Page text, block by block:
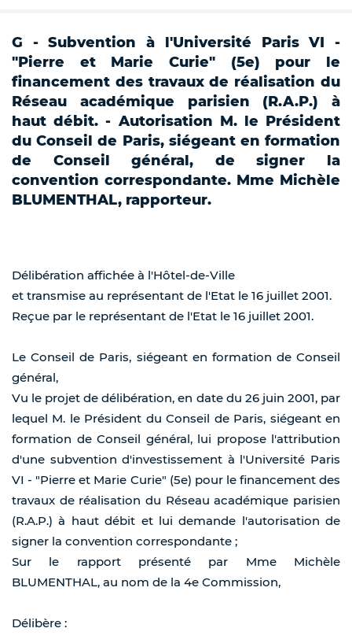
G - Subvention à l'Université Paris VI -
"Pierre et Marie Curie" (5e) pour le
financement des travaux de réalisation du
Réseau académique parisien (R.A.P.) à
haut débit. - Autorisation M. le Président
du Conseil de Paris, siégeant en formation
de Conseil général, de signer la
convention correspondante. Mme Michèle
BLUMENTHAL, rapporteur.
Délibération affichée à l'Hôtel-de-Ville
et transmise au représentant de l'Etat le 16 juillet 2001.
Reçue par le représentant de l'Etat le 16 juillet 2001.
Le Conseil de Paris, siégeant en formation de Conseil
général,
Vu le projet de délibération, en date du 26 juin 2001, par
lequel M. le Président du Conseil de Paris, siégeant en
formation de Conseil général, lui propose l'attribution
d'une subvention d'investissement à l'Université Paris
VI - "Pierre et Marie Curie" (5e) pour le financement des
travaux de réalisation du Réseau académique parisien
(R.A.P.) à haut débit et lui demande l'autorisation de
signer la convention correspondante ;
Sur le rapport présenté par Mme Michèle
BLUMENTHAL, au nom de la 4e Commission,
Délibère :